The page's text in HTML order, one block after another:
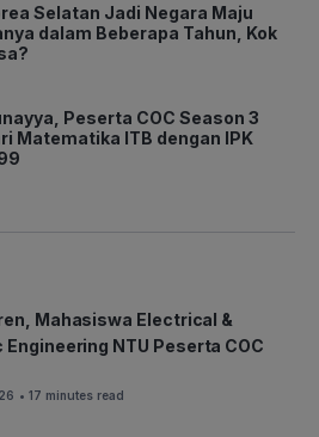
Selatan Jadi Negara Maju
dalam Beberapa Tahun, Kok
Peserta COC Season 3
Matematika ITB dengan IPK
Mahasiswa Electrical &
NTU Peserta COC
• 17 minutes read